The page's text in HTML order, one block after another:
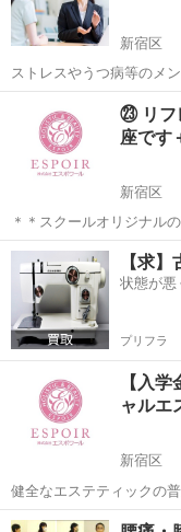
新宿区
ストレスやうつ病等のメ
のカウンセリング手法・
心理療法などを学びます
けでなく、メンタル不調
新宿区 その他
㉓ リ
座です
新宿区
＊＊スクールオリジナル
でのトリートメント＊＊ リフレクソロジーとは？ リフレクソロジー
（Reflexology）は、リフ
＝学問を組...
東京 新宿区 その他
【求
状態が悪
プリフラ
【入
ャルエ
新宿区
健全なエステティックの
品等、多くの関係者によ
東京 新宿区 その